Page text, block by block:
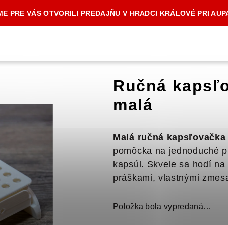
PRE VÁS OTVORILI PREDAJŇU V HRADCI KRÁLOVÉ PRI
Ručná
malá
Malá ručná
pomôcka na jednoduché
kapsúl. Skvele sa hodí
práškami, vlastnými
Položka bola vypredaná…